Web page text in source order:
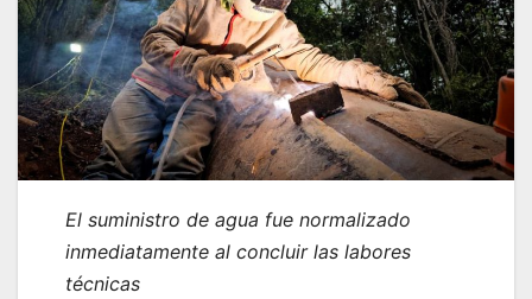
El suministro de agua fue normalizado
inmediatamente al concluir las labores
técnicas